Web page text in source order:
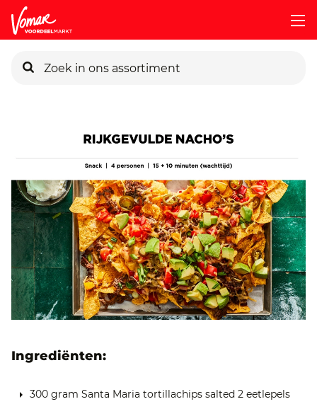
Persoonlijk KIK-account
Ingrediënten:
300 gram Santa Maria tortillachips salted 2 eetlepels